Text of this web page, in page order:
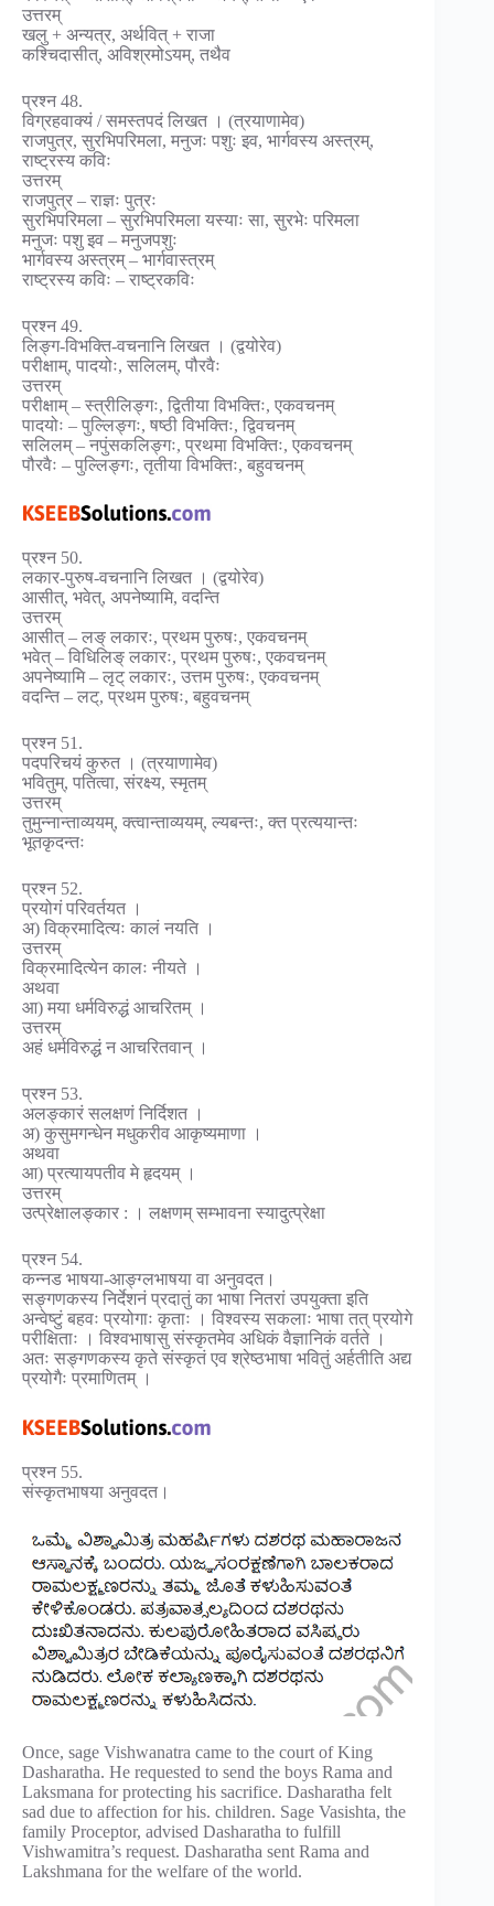
उत्तरम्
खलु + अन्यत्र, अर्थवित् + राजा
कश्चिदासीत्, अविश्रमोऽयम्, तथैव
प्रश्न 48.
विग्रहवाक्यं / समस्तपदं लिखत । (त्रयाणामेव)
राजपुत्र, सुरभिपरिमला, मनुजः पशुः इव, भार्गवस्य अस्त्रम्,
राष्ट्रस्य कविः
उत्तरम्
राजपुत्र – राज्ञः पुत्रः
सुरभिपरिमला – सुरभिपरिमला यस्याः सा, सुरभेः परिमला
मनुजः पशु इव – मनुजपशुः
भार्गवस्य अस्त्रम् – भार्गवास्त्रम्
राष्ट्रस्य कविः – राष्ट्रकविः
प्रश्न 49.
लिङ्ग-विभक्ति-वचनानि लिखत । (द्वयोरेव)
परीक्षाम्, पादयोः, सलिलम्, पौरवैः
उत्तरम्
परीक्षाम् – स्त्रीलिङ्गः, द्वितीया विभक्तिः, एकवचनम्
पादयोः – पुल्लिङ्गः, षष्ठी विभक्तिः, द्विवचनम्
सलिलम् – नपुंसकलिङ्गः, प्रथमा विभक्तिः, एकवचनम्
पौरवैः – पुल्लिङ्गः, तृतीया विभक्तिः, बहुवचनम्
प्रश्न 50.
लकार-पुरुष-वचनानि लिखत । (द्वयोरेव)
आसीत्, भवेत्, अपनेष्यामि, वदन्ति
उत्तरम्
आसीत् – लङ् लकारः, प्रथम पुरुषः, एकवचनम्
भवेत् – विधिलिङ् लकारः, प्रथम पुरुषः, एकवचनम्
अपनेष्यामि – लृट् लकारः, उत्तम पुरुषः, एकवचनम्
वदन्ति – लट्, प्रथम पुरुषः, बहुवचनम्
प्रश्न 51.
पदपरिचयं कुरुत । (त्रयाणामेव)
भवितुम्, पतित्वा, संरक्ष्य, स्मृतम्
उत्तरम्
तुमुन्नान्ताव्ययम्, क्त्वान्ताव्ययम्, ल्यबन्तः, क्त प्रत्ययान्तः
भूतकृदन्तः
प्रश्न 52.
प्रयोगं परिवर्तयत ।
अ) विक्रमादित्यः कालं नयति ।
उत्तरम्
विक्रमादित्येन कालः नीयते ।
अथवा
आ) मया धर्मविरुद्धं आचरितम् ।
उत्तरम्
अहं धर्मविरुद्धं न आचरितवान् ।
प्रश्न 53.
अलङ्कारं सलक्षणं निर्दिशत ।
अ) कुसुमगन्धेन मधुकरीव आकृष्यमाणा ।
अथवा
आ) प्रत्यायपतीव मे हृदयम् ।
उत्तरम्
उत्प्रेक्षालङ्कार : । लक्षणम् सम्भावना स्यादुत्प्रेक्षा
प्रश्न 54.
कन्नड भाषया-आङ्ग्लभाषया वा अनुवदत।
सङ्गणकस्य निर्देशनं प्रदातुं का भाषा नितरां उपयुक्ता इति
अन्वेष्टुं बहवः प्रयोगाः कृताः । विश्वस्य सकलाः भाषा तत् प्रयोगे
परीक्षिताः । विश्वभाषासु संस्कृतमेव अधिकं वैज्ञानिकं वर्तते ।
अतः सङ्गणकस्य कृते संस्कृतं एव श्रेष्ठभाषा भवितुं अर्हतीति अद्य
प्रयोगैः प्रमाणितम् ।
प्रश्न 55.
संस्कृतभाषया अनुवदत।
Once, sage Vishwanatra came to the court of King
Dasharatha. He requested to send the boys Rama and
Laksmana for protecting his sacrifice. Dasharatha felt
sad due to affection for his. children. Sage Vasishta, the
family Proceptor, advised Dasharatha to fulfill
Vishwamitra’s request. Dasharatha sent Rama and
Lakshmana for the welfare of the world.